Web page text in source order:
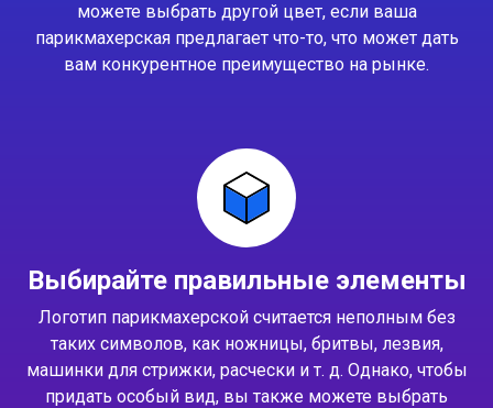
можете выбрать другой цвет, если ваша
парикмахерская предлагает что-то, что может дать
вам конкурентное преимущество на рынке.
Выбирайте правильные элементы
Логотип парикмахерской считается неполным без
таких символов, как ножницы, бритвы, лезвия,
машинки для стрижки, расчески и т. д. Однако, чтобы
придать особый вид, вы также можете выбрать